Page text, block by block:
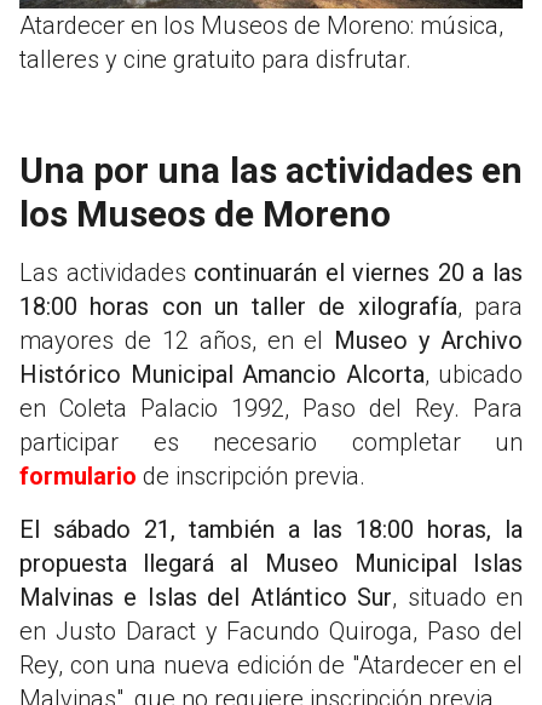
Atardecer en los Museos de Moreno: música,
talleres y cine gratuito para disfrutar.
Una por una las actividades en
los Museos de Moreno
Las actividades continuarán el viernes 20 a las
18:00 horas con un taller de xilografía, para
mayores de 12 años, en el
Museo y Archivo
Histórico Municipal Amancio Alcorta, ubicado
en Coleta Palacio 1992, Paso del Rey. Para
participar es necesario completar un
formulario de inscripción previa.
El sábado 21, también a las 18:00 horas, la
propuesta llegará al Museo Municipal Islas
Malvinas e Islas del Atlántico Sur, situado en
en Justo Daract y Facundo Quiroga, Paso del
Rey, con una nueva edición de "Atardecer en el